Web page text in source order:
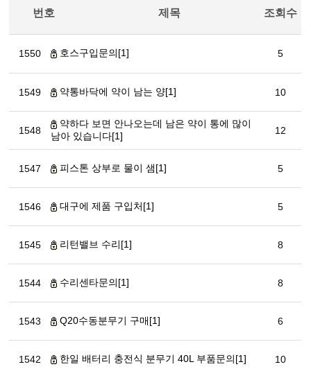
번호 제목 조회수
1550 호스구입문의[1] 5
1549 약통바닥에 약이 남는 양[1] 10
1548
약하다 보면 안나오는데 남은 약이 통에 많이
남아 있습니다[1]
12
1547 피스톤 상부로 물이 샘[1] 5
1546 대구에 제품 구입처[1] 5
1545 리턴밸브 수리[1] 8
1544 수리센타문의[1] 8
1543 Q20수동분무기 구매[1] 6
1542 한일 배터리 충전식 분무기 40L 부품문의[1] 10